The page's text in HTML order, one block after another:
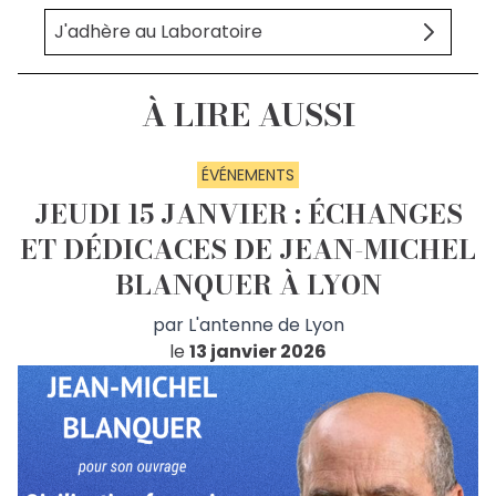
J'adhère au Laboratoire
À LIRE AUSSI
ÉVÉNEMENTS
JEUDI 15 JANVIER : ÉCHANGES
ET DÉDICACES DE JEAN-MICHEL
BLANQUER À LYON
par L'antenne de Lyon
le13 janvier 2026